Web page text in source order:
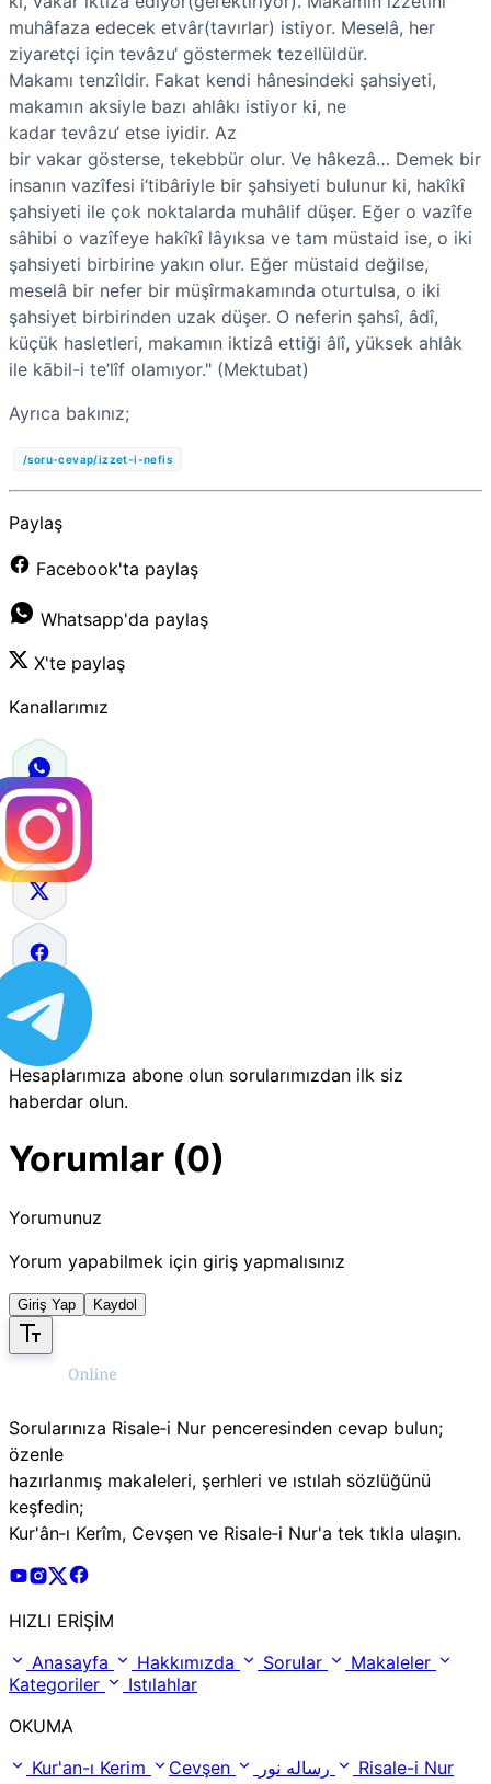
muhâfaza edecek etvâr(tavırlar) istiyor. Meselâ, her
ziyaretçi için tevâzu‘ göstermek tezellüldür.
Makamı tenzîldir. Fakat kendi hânesindeki şahsiyeti,
makamın aksiyle bazı ahlâkı istiyor ki, ne
kadar tevâzu‘ etse iyidir. Az
bir vakar gösterse, tekebbür olur. Ve hâkezâ… Demek bir
insanın vazîfesi i‘tibâriyle bir şahsiyeti bulunur ki, hakîkî
şahsiyeti ile çok noktalarda muhâlif düşer. Eğer o vazîfe
sâhibi o vazîfeye hakîkî lâyıksa ve tam müstaid ise, o iki
şahsiyeti birbirine yakın olur. Eğer müstaid değilse,
meselâ bir nefer bir müşîrmakamında oturtulsa, o iki
şahsiyet birbirinden uzak düşer. O neferin şahsî, âdî,
küçük hasletleri, makamın iktizâ ettiği âlî, yüksek ahlâk
ile kābil-i te’lîf olamıyor." (Mektubat)
Ayrıca bakınız;
/soru-cevap/izzet-i-nefis
Paylaş
Facebook'ta paylaş
Whatsapp'da paylaş
X'te paylaş
Kanallarımız
Hesaplarımıza abone olun sorularımızdan ilk siz
haberdar olun.
Yorumlar (0)
Yorumunuz
Yorum yapabilmek için giriş yapmalısınız
Giriş Yap Kaydol
Sorularınıza Risale‑i Nur penceresinden cevap bulun;
özenle
hazırlanmış makaleleri, şerhleri ve ıstılah sözlüğünü
keşfedin;
Kur'ân‑ı Kerîm, Cevşen ve Risale‑i Nur'a tek tıkla ulaşın.
Risale Online Youtube Hesabı
Risale Online Instagram Hesabı
Risale Online X Hesabı
HIZLI ERİŞİM
Anasayfa
Hakkımızda Sorular
Makaleler
Kategoriler
Istılahlar
OKUMA
Kur'an-ı Kerim
Cevşen Risale-i Nur